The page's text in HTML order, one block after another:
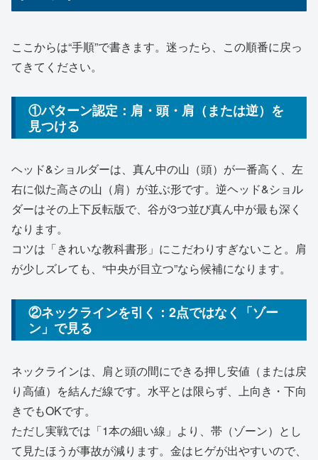
ここからは“手順”で書きます。迷ったら、この順番に戻っ
てきてください。
①パターン認定：肩・頭・肩（または逆）を
見つける
ヘッド&ショルダーは、真ん中の山（頭）が一番高く、左
右に似た高さの山（肩）が並ぶ形です。逆ヘッド&ショル
ダーはその上下反転版で、谷が3つ並び真ん中が最も深く
なります。
コツは「きれいな教科書形」にこだわりすぎないこと。肩
が少しズレても、“中央が目立つ”なら候補になります。
②ネックラインを引く：2点ではなく「ゾー
ン」で見る
ネックラインは、肩と頭の間にできる押し安値（または戻
り高値）を結んだ線です。水平とは限らず、上向き・下向
きでもOKです。
ただし実戦では「1本の細い線」より、帯（ゾーン）とし
て見たほうが事故が減ります。金はヒゲが出やすいので、